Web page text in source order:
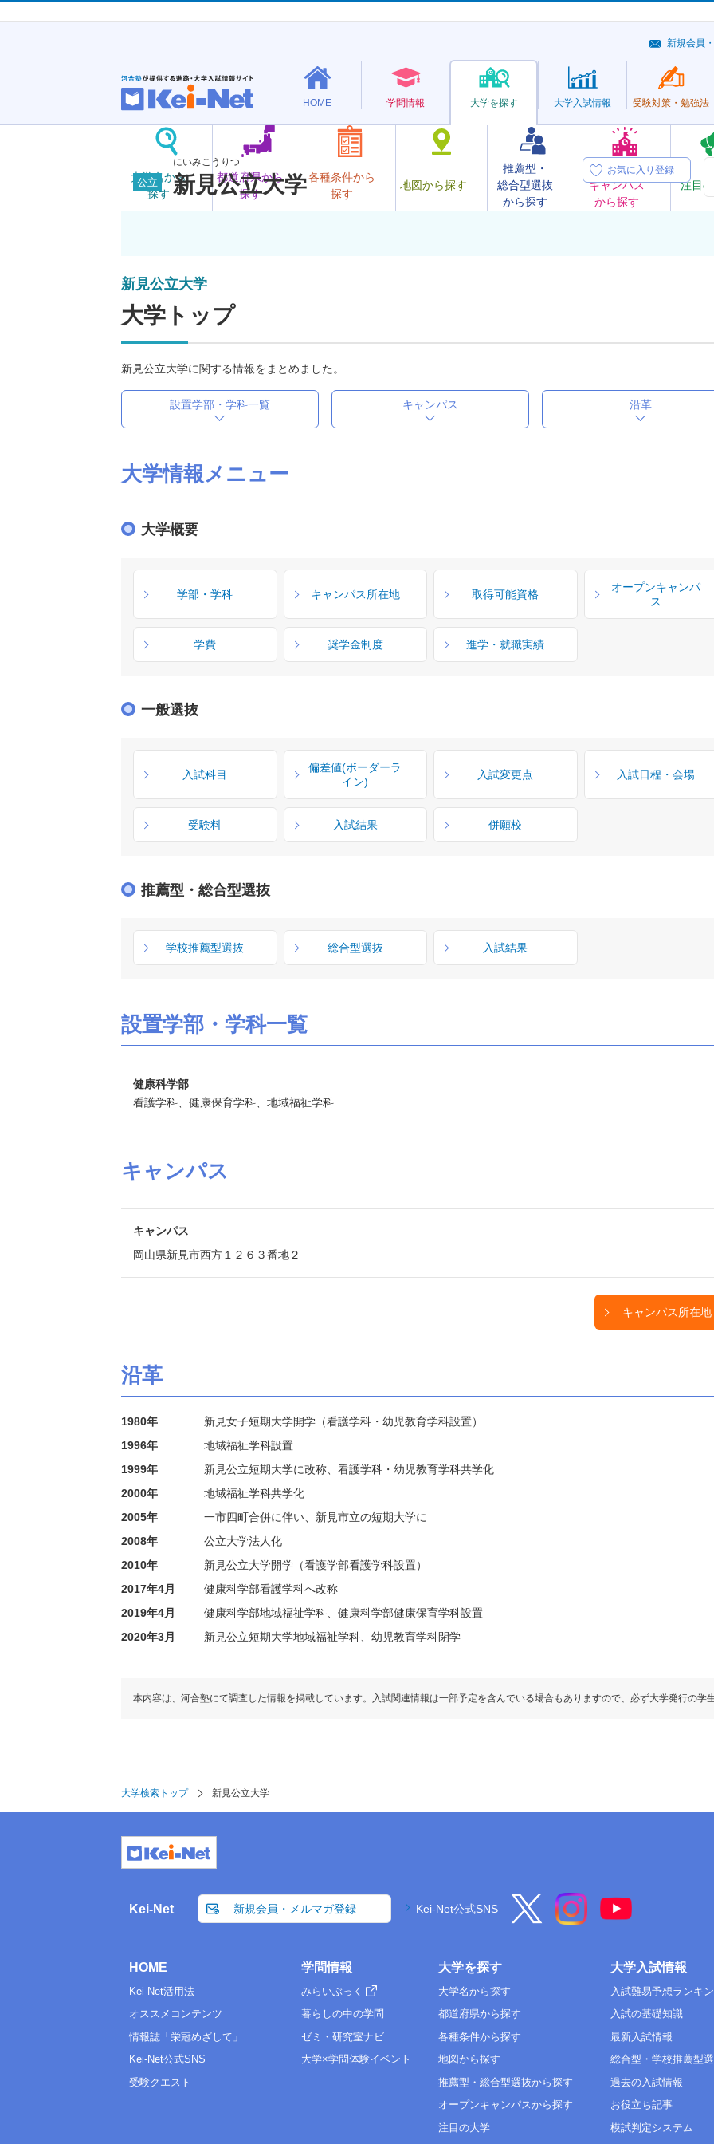
HOME 学問情報 大学を探す
大学名から
探す
都道府県から
探す
各種条件から
探す
地図から探す
推薦型・
総合型選抜
から探す
オープン
キャンパス
から探す
注目
大学入試情報 受験対策・ 勉強法
新規会員
公立
にいみこうりつ
新見公立大学
お気に入り登録
新見公立大学
大学トップ
新見公立大学に関する情報をまとめました。
設置学部・学科一覧 キャンパス 沿革
大学情報メニュー
大学概要
学部・学科 キャンパス所在地 取得可能資格
オープンキャンパ
ス
学費 奨学金制度 進学・就職実績
一般選抜
入試科目
偏差値(ボーダーラ
イン)
入試変更点 入試日程・会場
受験料 入試結果 併願校
推薦型・総合型選抜
学校推薦型選抜 総合型選抜 入試結果
設置学部・学科一覧
健康科学部
看護学科、健康保育学科、地域福祉学科
キャンパス
キャンパス
岡山県新見市西方１２６３番地２
キャンパス所在地
沿革
1980年
新見女子短期大学開学（看護学科・幼児教育学科設置）
1996年
地域福祉学科設置
1999年
新見公立短期大学に改称、看護学科・幼児教育学科共学化
2000年
地域福祉学科共学化
2005年
一市四町合併に伴い、新見市立の短期大学に
2008年
公立大学法人化
2010年
新見公立大学開学（看護学部看護学科設置）
2017年4月
健康科学部看護学科へ改称
2019年4月
健康科学部地域福祉学科、健康科学部健康保育学科設置
2020年3月
新見公立短期大学地域福祉学科、幼児教育学科閉学
本内容は、河合塾にて調査した情報を掲載しています。入試関連情報は一部予定を含んでいる場合もありますので、必ず大学発行の学
大学検索トップ 新見公立大学
Kei-Net 新規会員・メルマガ登録 Kei-Net公式SNS
HOME
Kei-Net活用法
オススメコンテンツ
情報誌「栄冠めざして」
Kei-Net公式SNS
受験クエスト
学問情報
みらいぶっく
暮らしの中の学問
ゼミ・研究室ナビ
大学×学問体験イベント
大学を探す
大学名から探す
都道府県から探す
各種条件から探す
地図から探す
推薦型・総合型選抜から探す
オープンキャンパスから探す
注目の大学
大学入試情報
入試難易予想ランキ
入試の基礎知識
最新入試情報
総合型・学校推薦型
過去の入試情報
お役立ち記事
模試判定システム